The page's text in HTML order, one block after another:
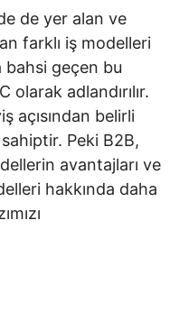
de yer alan ve
farklı iş modelleri
bahsi geçen bu
adlandırılır.
açısından belirli
Peki B2B,
avantajları ve
hakkında daha